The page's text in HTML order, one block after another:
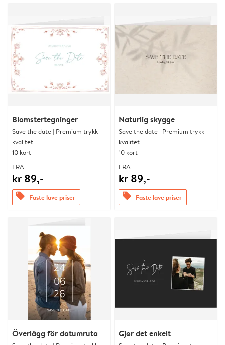
Blomstertegninger
Save the date | Premium trykk-
kvalitet
10 kort
FRA
kr 89,-
offers Faste lave priser
Naturlig skygge
Save the date | Premium trykk-
kvalitet
10 kort
FRA
kr 89,-
offers Faste lave priser
Överlägg för datumruta Gjør det enkelt